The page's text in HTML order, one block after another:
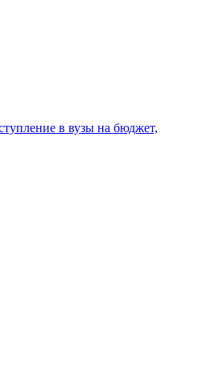
в вузы на бюджет,